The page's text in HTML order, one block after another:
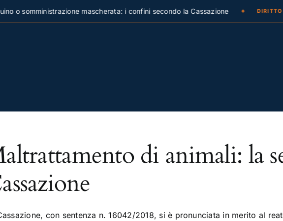
o somministrazione mascherata: i confini secondo la Cassazione DIRITTO
di animali: la
con sentenza n. 16042/2018, si è pronunciata in merito al